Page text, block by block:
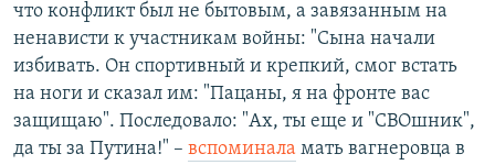
что конфликт был не бытовым, а завязанным на
ненависти к участникам войны: "Сына начали
избивать. Он спортивный и крепкий, смог встать
на ноги и сказал им: "Пацаны, я на фронте вас
защищаю". Последовало: "Ах, ты еще и "СВОшник",
да ты за Путина!" – вспоминала мать вагнеровца в